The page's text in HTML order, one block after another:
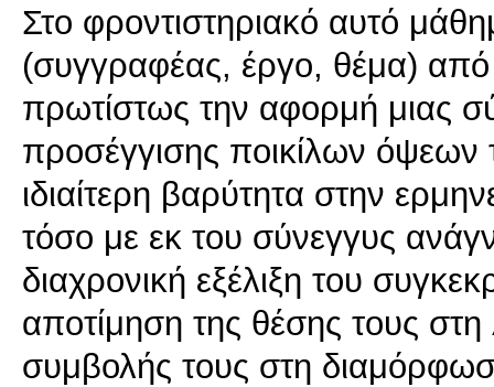
Στο φροντιστηριακό αυτό
(συγγραφέας, έργο, θέμα) από
πρωτίστως την αφορμή μιας
προσέγγισης ποικίλων όψεων
ιδιαίτερη βαρύτητα στην
τόσο με εκ του σύνεγγυς
διαχρονική εξέλιξη του
αποτίμηση της θέσης τους στη
συμβολής τους στη